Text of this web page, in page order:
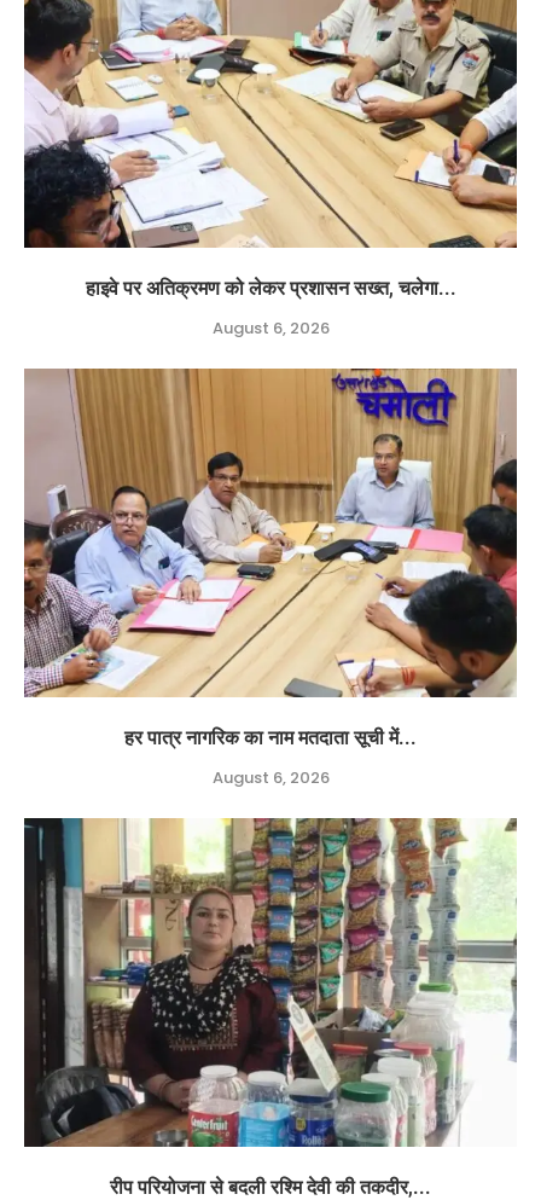
हाइवे पर अतिक्रमण को लेकर प्रशासन सख्त, चलेगा...
August 6, 2026
हर पात्र नागरिक का नाम मतदाता सूची में...
August 6, 2026
रीप परियोजना से बदली रश्मि देवी की तकदीर,...